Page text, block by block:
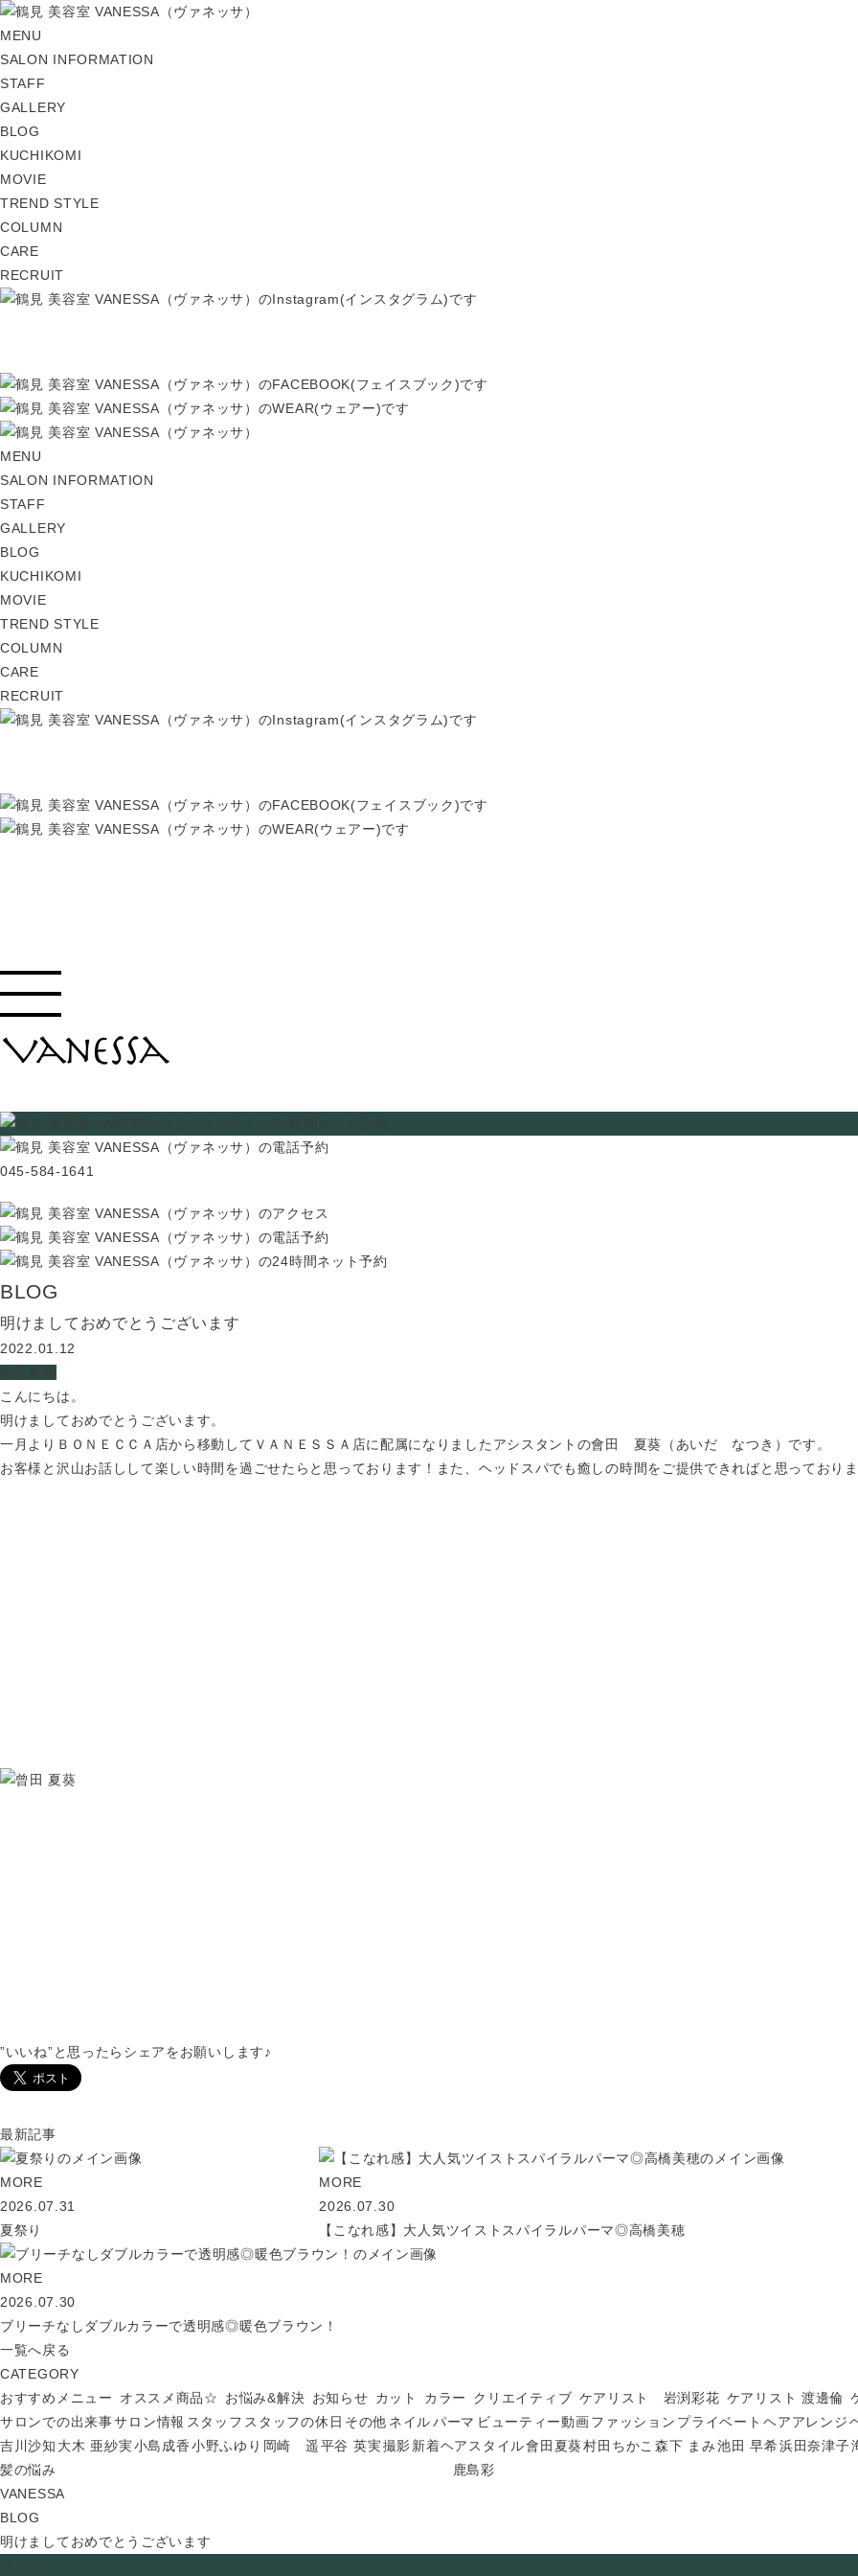
MENU
SALON INFORMATION
STAFF
GALLERY
BLOG
KUCHIKOMI
MOVIE
TREND STYLE
COLUMN
CARE
RECRUIT
MENU
SALON INFORMATION
STAFF
GALLERY
BLOG
KUCHIKOMI
MOVIE
TREND STYLE
COLUMN
CARE
RECRUIT
045-584-1641
BLOG
明けましておめでとうございます
2022.01.12
こんにちは。
明けましておめでとうございます。
一月よりＢＯＮＥＣＣＡ店から移動してＶＡＮＥＳＳＡ店に配属になりましたアシスタントの會田 夏葵（あいだ なつき）です。
お客様と沢山お話しして楽しい時間を過ごせたらと思っております！また、ヘッドスパでも癒しの時間をご提供できればと思っており
”いいね”と思ったらシェアをお願いします♪
最新記事
MORE
2026.07.31
夏祭り
MORE
2026.07.30
【こなれ感】大人気ツイストスパイラルパーマ◎高橋美穂
MORE
2026.07.30
ブリーチなしダブルカラーで透明感◎暖色ブラウン！
一覧へ戻る
CATEGORY
おすすめメニュー
オススメ商品☆ お悩み&解決 お知らせ カット カラー クリエイティブ ケアリスト 岩渕彩花 ケアリスト 渡邊倫
サロンでの出来事サロン情報 スタッフ スタッフの休日 その他 ネイルパーマ ビューティー動画ファッション プライベート ヘアアレンジ
吉川沙知 大木 亜紗実小島成香小野ふゆり 岡崎 遥平谷 英実撮影新着ヘアスタイル會田夏葵村田ちかこ 森下 まみ池田 早希浜田奈津子
髪の悩み
鹿島彩
VANESSA
BLOG
明けましておめでとうございます